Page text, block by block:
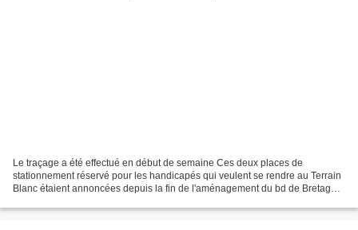
Le traçage a été effectué en début de semaine Ces deux places de
stationnement réservé pour les handicapés qui veulent se rendre au Terrain
Blanc étaient annoncées depuis la fin de l'aménagement du bd de Bretagne,